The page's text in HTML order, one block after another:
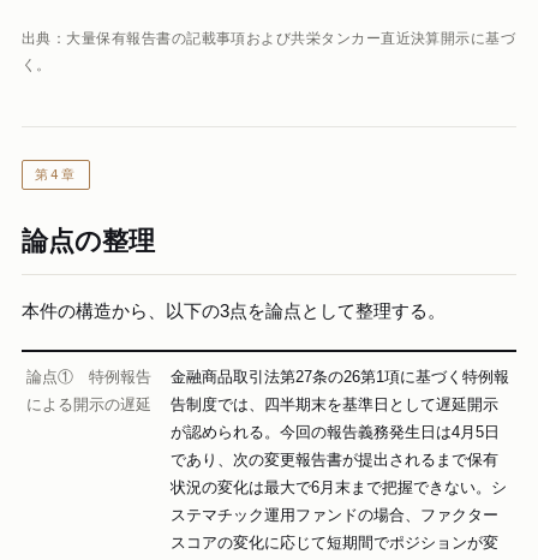
出典：大量保有報告書の記載事項および共栄タンカー直近決算開示に基づ
く。
第4章
論点の整理
本件の構造から、以下の3点を論点として整理する。
論点① 特例報告
による開示の遅延
金融商品取引法第27条の26第1項に基づく特例報
告制度では、四半期末を基準日として遅延開示
が認められる。今回の報告義務発生日は4月5日
であり、次の変更報告書が提出されるまで保有
状況の変化は最大で6月末まで把握できない。シ
ステマチック運用ファンドの場合、ファクター
スコアの変化に応じて短期間でポジションが変